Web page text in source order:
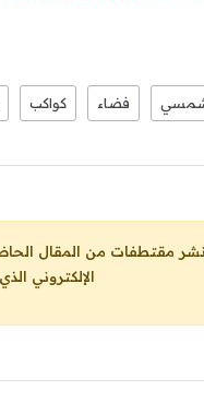
فضاء كواكب
من المقال الحاضر، ما حده الاقصى 25% من مجموع المقال،
الإلكتروني